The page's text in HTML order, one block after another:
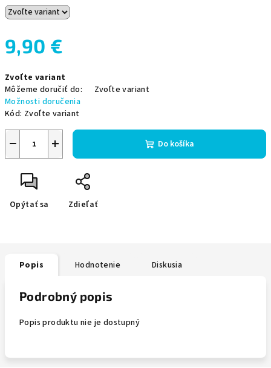
9,90 €
cena:
Zvoľte variant
Môžeme doručiť do:
Zvoľte variant
Možnosti doručenia
Kód: Zvoľte variant
+
− Do košíka
Opýtať sa Zdieľať
Popis Hodnotenie Diskusia
Podrobný popis
Popis produktu nie je dostupný